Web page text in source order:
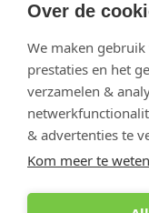
Over de
We maken
prestaties en het
verzamelen &
& advertenties te
Kom meer te weten
Optiphar Mol
Copyright 2026